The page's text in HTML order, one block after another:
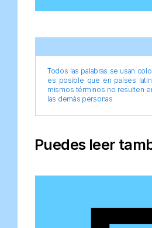
Todos las palabras se usan
es posible que en países
mismos términos no resulten
las demás personas
Puedes leer